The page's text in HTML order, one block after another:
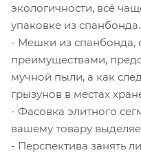
экологичности, всё
упаковке из спанбонда.
- Мешки из спанбонда,
преимуществами,
мучной пыли, а как
грызунов в местах
- Фасовка элитного
вашему товару
- Перспектива занять